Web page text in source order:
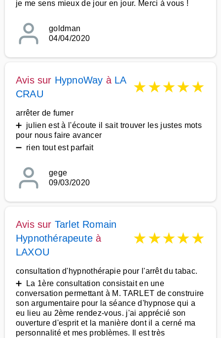
je me sens mieux de jour en jour. Merci à vous !
goldman
04/04/2020
Avis sur HypnoWay à LA
CRAU
★★★★★
arrêter de fumer
➕ julien est à l'écoute il sait trouver les justes mots
pour nous faire avancer
➖ rien tout est parfait
gege
09/03/2020
Avis sur Tarlet Romain
Hypnothérapeute à
LAXOU
★★★★★
consultation d'hypnothérapie pour l'arrêt du tabac.
➕ La 1ère consultation consistait en une
conversation permettant à M. TARLET de construire
son argumentaire pour la séance d'hypnose qui a
eu lieu au 2ème rendez-vous. j'ai apprécié son
ouverture d'esprit et la manière dont il a cerné ma
personnalité et mes problèmes. Il est très